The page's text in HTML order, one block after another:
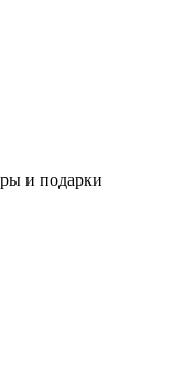
и подарки